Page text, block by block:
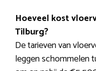
Hoeveel kost
Tilburg?
De tarieven van
leggen schommelen